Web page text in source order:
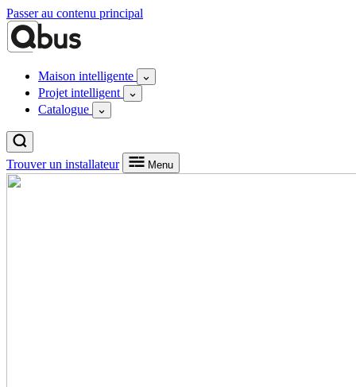
Passer au contenu principal
Maison intelligente
Projet intelligent
Catalogue
Trouver un installateur Menu